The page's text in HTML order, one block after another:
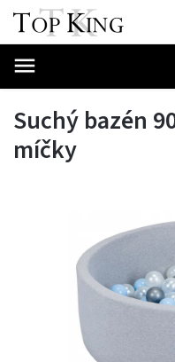
Suchý bazén
míčky